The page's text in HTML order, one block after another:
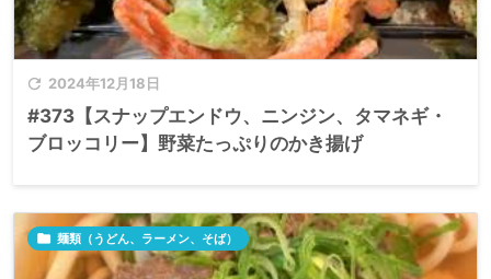
 2024年12月18日
#373【スナップエンドウ、ニンジン、タマネギ・
ブロッコリー】野菜たっぷりのかき揚げ
 麺類（うどん、ラーメン、そば）